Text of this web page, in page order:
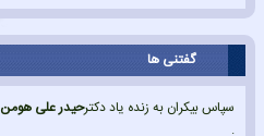
گفتنی ها
سپاس بیکران به زنده یاد دکترحیدر علی هومن
.